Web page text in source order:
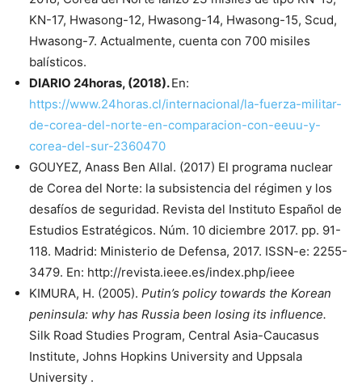
KN-17, Hwasong-12, Hwasong-14, Hwasong-15, Scud,
Hwasong-7. Actualmente, cuenta con 700 misiles
balísticos.
DIARIO 24horas, (2018).En:
https://www.24horas.cl/internacional/la-fuerza-militar-
de-corea-del-norte-en-comparacion-con-eeuu-y-
corea-del-sur-2360470
GOUYEZ, Anass Ben Allal. (2017) El programa nuclear
de Corea del Norte: la subsistencia del régimen y los
desafíos de seguridad. Revista del Instituto Español de
Estudios Estratégicos. Núm. 10 diciembre 2017. pp. 91-
118. Madrid: Ministerio de Defensa, 2017. ISSN-e: 2255-
3479. En: http://revista.ieee.es/index.php/ieee
KIMURA, H. (2005). Putin’s policy towards the Korean
peninsula: why has Russia been losing its influence.
Silk Road Studies Program, Central Asia-Caucasus
Institute, Johns Hopkins University and Uppsala
University .